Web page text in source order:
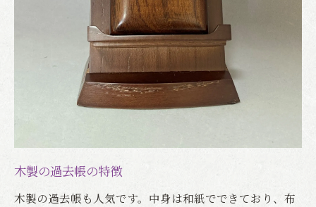
木製の過去帳の特徴
木製の過去帳も人気です。中身は和紙でできており、布